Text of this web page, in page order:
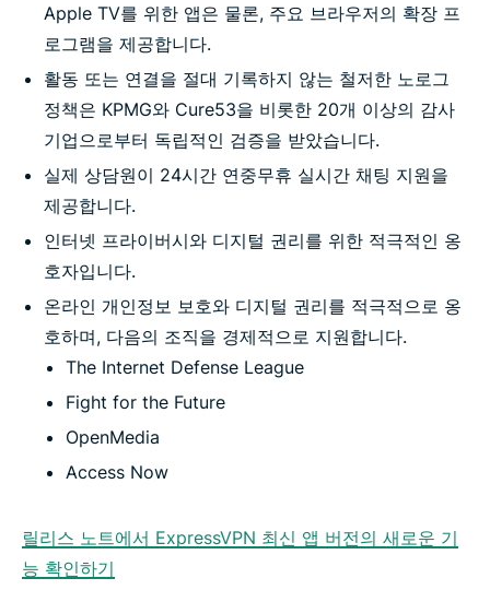
Apple TV를 위한 앱은 물론, 주요 브라우저의 확장 프
로그램을 제공합니다.
활동 또는 연결을 절대 기록하지 않는 철저한 노로그
정책은 KPMG와 Cure53을 비롯한 20개 이상의 감사
기업으로부터 독립적인 검증을 받았습니다.
실제 상담원이 24시간 연중무휴 실시간 채팅 지원을
제공합니다.
인터넷 프라이버시와 디지털 권리를 위한 적극적인 옹
호자입니다.
온라인 개인정보 보호와 디지털 권리를 적극적으로 옹
호하며, 다음의 조직을 경제적으로 지원합니다.
The Internet Defense League
Fight for the Future
OpenMedia
Access Now
릴리스 노트에서 ExpressVPN 최신 앱 버전의 새로운 기
능 확인하기